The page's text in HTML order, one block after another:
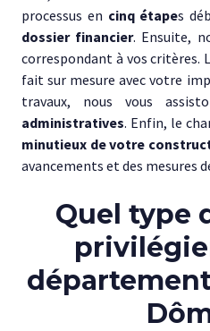
processus en cinq étapes
dossier financier. Ensuite,
correspondant à vos critères.
fait sur mesure avec votre
travaux, nous vous
administratives. Enfin, le
minutieux de votre
avancements et des mesures
Quel type